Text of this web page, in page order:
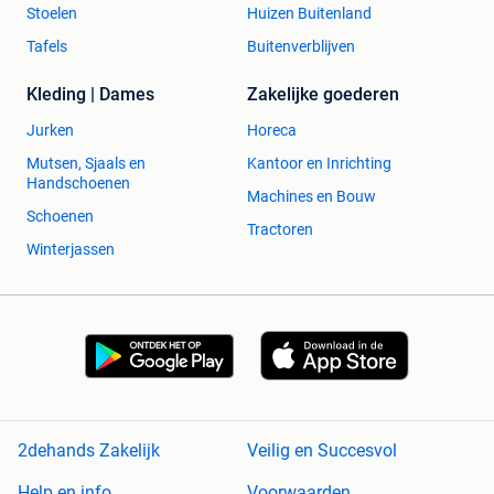
Stoelen
Tafels
Huizen Buitenland
Buitenverblijven
Kleding | Dames
Jurken
Mutsen, Sjaals en
Handschoenen
Schoenen
Winterjassen
Zakelijke goederen
Horeca
Kantoor en Inrichting
Machines en Bouw
Tractoren
2dehands Zakelijk
Veilig en Succesvol